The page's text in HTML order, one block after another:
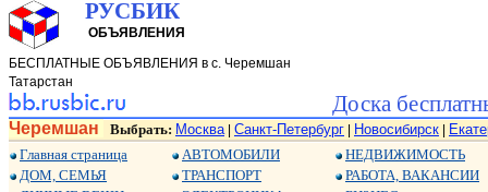
РУСБИК
ОБЪЯВЛЕНИЯ
БЕСПЛАТНЫЕ ОБЪЯВЛЕНИЯ в с. Черемшан
Татарстан
Доска
Черемшан Выбрать: Москва| Санкт-Петербург Новосибирск
Главная страница
ДОМ, СЕМЬЯ
АВТОМОБИЛИ
ТРАНСПОРТ
НЕДВИЖИМОСТЬ
РАБОТА, ВАКАНСИИ